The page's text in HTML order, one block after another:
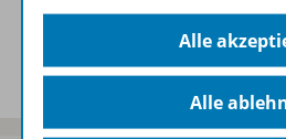
Benachrichtigungs-
Alle
Alle